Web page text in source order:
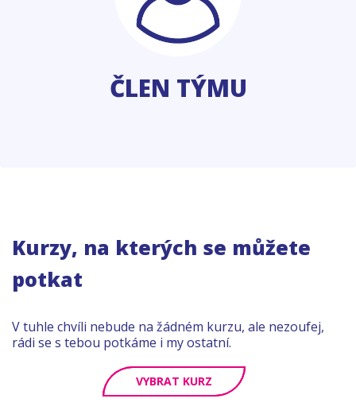
ČLEN TÝMU
Kurzy, na kterých se můžete
potkat
V tuhle chvíli nebude na žádném kurzu, ale nezoufej,
rádi se s tebou potkáme i my ostatní.
VYBRAT KURZ